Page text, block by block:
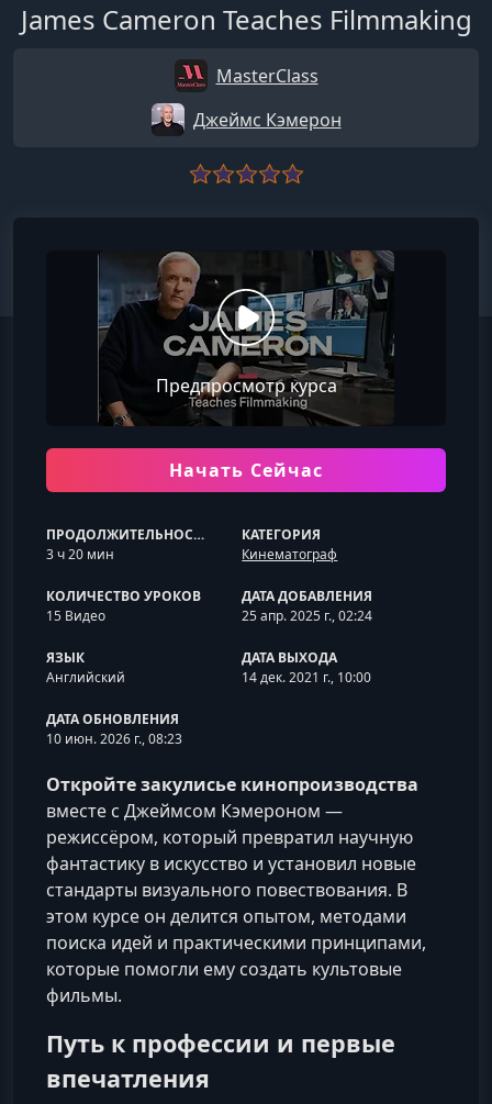
James Cameron Teaches Filmmaking
MasterClass
Джеймс Кэмерон
Предпросмотр курса
Начать Сейчас
ПРОДОЛЖИТЕЛЬНОСТЬ
3 ч 20 мин
КАТЕГОРИЯ
Кинематограф
КОЛИЧЕСТВО УРОКОВ
15 Видео
ДАТА ДОБАВЛЕНИЯ
25 апр. 2025 г., 02:24
ЯЗЫК
Английский
ДАТА ВЫХОДА
14 дек. 2021 г., 10:00
ДАТА ОБНОВЛЕНИЯ
10 июн. 2026 г., 08:23
Откройте закулисье кинопроизводства
вместе с Джеймсом Кэмероном —
режиссёром, который превратил научную
фантастику в искусство и установил новые
стандарты визуального повествования. В
этом курсе он делится опытом, методами
поиска идей и практическими принципами,
которые помогли ему создать культовые
фильмы.
Путь к профессии и первые
впечатления